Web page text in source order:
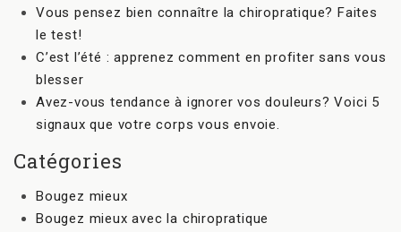
Vous pensez bien connaître la chiropratique? Faites
le test!
C’est l’été : apprenez comment en profiter sans vous
blesser
Avez-vous tendance à ignorer vos douleurs? Voici 5
signaux que votre corps vous envoie.
Catégories
Bougez mieux
Bougez mieux avec la chiropratique